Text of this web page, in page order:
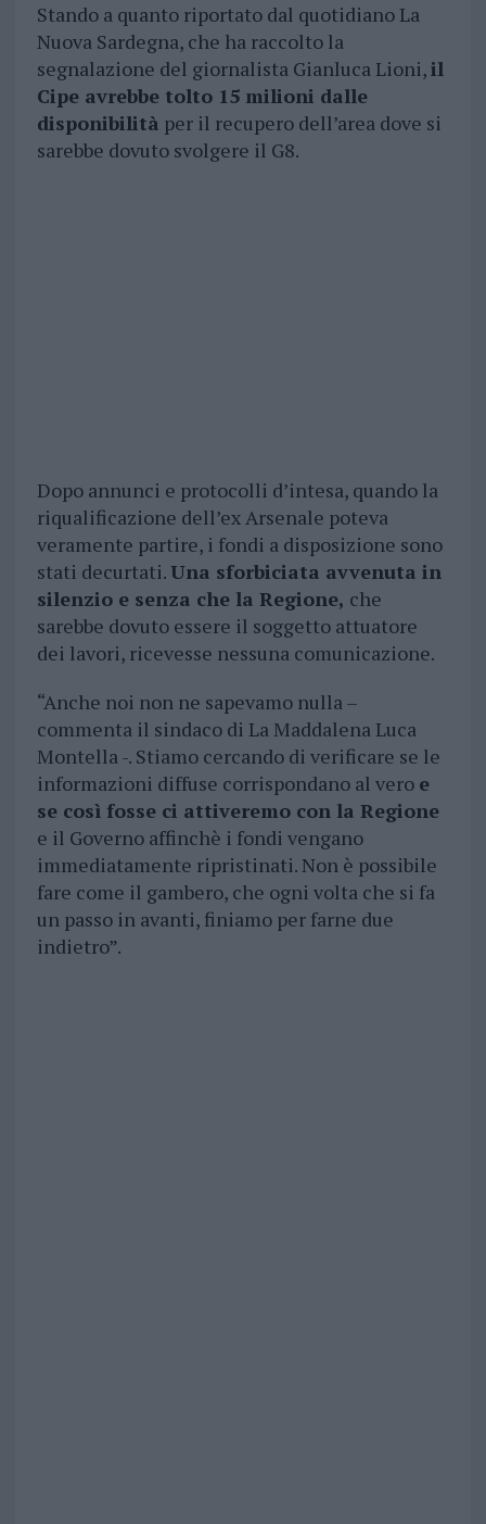
Stando a quanto riportato dal quotidiano La
Nuova Sardegna, che ha raccolto la
segnalazione del giornalista Gianluca Lioni,il
Cipe avrebbe tolto 15 milioni dalle
disponibilità per il recupero dell’area dove si
sarebbe dovuto svolgere il G8.
Dopo annunci e protocolli d’intesa, quando la
riqualificazione dell’ex Arsenale poteva
veramente partire, i fondi a disposizione sono
stati decurtati.Una sforbiciata avvenuta in
silenzio e senza che la Regione, che
sarebbe dovuto essere il soggetto attuatore
dei lavori, ricevesse nessuna comunicazione.
“Anche noi non ne sapevamo nulla –
commenta il sindaco di La Maddalena Luca
Montella -. Stiamo cercando di verificare se le
informazioni diffuse corrispondano al vero e
se così fosse ci attiveremo con la Regione
e il Governo affinchè i fondi vengano
immediatamente ripristinati. Non è possibile
fare come il gambero, che ogni volta che si fa
un passo in avanti, finiamo per farne due
indietro”.